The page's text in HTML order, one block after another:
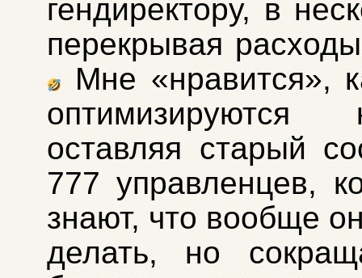
гендиректору, в
перекрывая
Мне «нравится»,
оптимизируются
оставляя старый
777 управленцев,
знают, что вообще
делать, но